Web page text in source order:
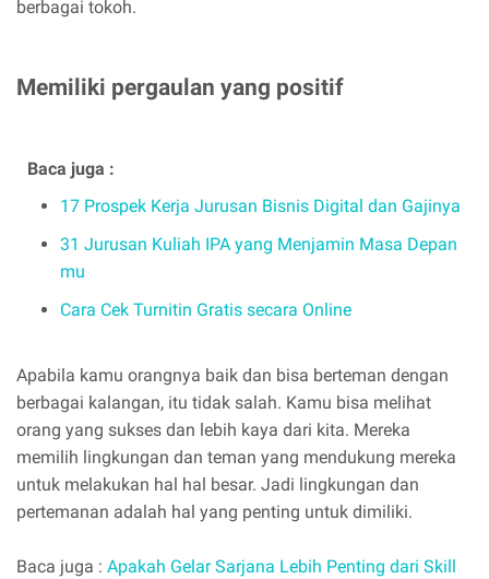
berbagai tokoh.
Memiliki pergaulan yang positif
Baca juga :
17 Prospek Kerja Jurusan Bisnis Digital dan Gajinya
31 Jurusan Kuliah IPA yang Menjamin Masa Depan
mu
Cara Cek Turnitin Gratis secara Online
Apabila kamu orangnya baik dan bisa berteman dengan
berbagai kalangan, itu tidak salah. Kamu bisa melihat
orang yang sukses dan lebih kaya dari kita. Mereka
memilih lingkungan dan teman yang mendukung mereka
untuk melakukan hal hal besar. Jadi lingkungan dan
pertemanan adalah hal yang penting untuk dimiliki.
Baca juga : Apakah Gelar Sarjana Lebih Penting dari Skill